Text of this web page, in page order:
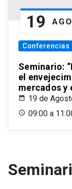
19 AGO
Conferencias
Seminario:
el
mercados y
19 de
09:00 a